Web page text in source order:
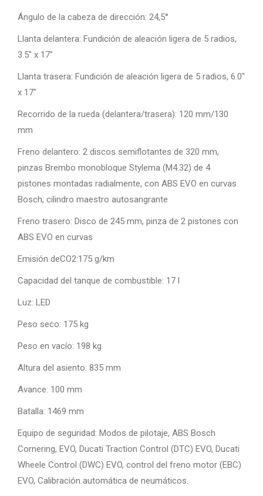
Ángulo de la cabeza de dirección: 24,5°
Llanta delantera: Fundición de aleación ligera de 5 radios,
3.5″ x 17″
Llanta trasera: Fundición de aleación ligera de 5 radios, 6.0″
x 17″
Recorrido de la rueda (delantera/trasera): 120 mm/130
mm
Freno delantero: 2 discos semiflotantes de 320 mm,
pinzas Brembo monobloque Stylema (M4.32) de 4
pistones montadas radialmente, con ABS EVO en curvas
Bosch, cilindro maestro autosangrante
Freno trasero: Disco de 245 mm, pinza de 2 pistones con
ABS EVO en curvas
Emisión deCO2:175 g/km
Capacidad del tanque de combustible: 17 l
Luz: LED
Peso seco: 175 kg
Peso en vacío: 198 kg
Altura del asiento: 835 mm
Avance: 100 mm
Batalla: 1469 mm
Equipo de seguridad: Modos de pilotaje, ABS Bosch
Cornering, EVO, Ducati Traction Control (DTC) EVO, Ducati
Wheele Control (DWC) EVO, control del freno motor (EBC)
EVO, Calibración automática de neumáticos.